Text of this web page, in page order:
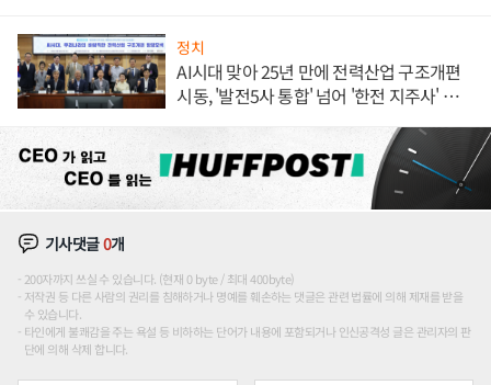
정치
AI시대 맞아 25년 만에 전력산업 구조개편
시동, '발전5사 통합' 넘어 '한전 지주사' 재편
기사댓글0개
200자까지 쓰실 수 있습니다. (현재 0 byte / 최대 400byte)
저작권 등 다른 사람의 권리를 침해하거나 명예를 훼손하는 댓글은 관련 법률에 의해 제재를 받을
수 있습니다.
타인에게 불쾌감을 주는 욕설 등 비하하는 단어가 내용에 포함되거나 인신공격성 글은 관리자의 판
단에 의해 삭제 합니다.